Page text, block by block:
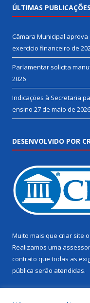
ÚLTIMAS PUBLICAÇÕES
Câmara Municipal
exercício financeiro de
Parlamentar solicita
2026
Indicações à Secretaria
ensino 27 de maio de 2026
DESENVOLVIDO POR
Muito mais que criar site
Realizamos uma
contrato que todas as
pública serão atendidas.